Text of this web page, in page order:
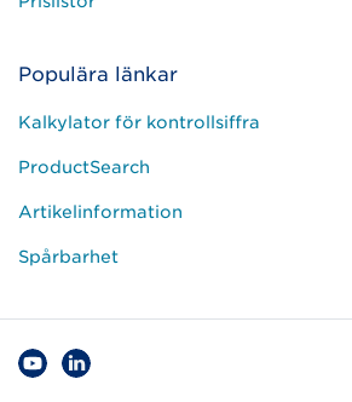
Populära länkar
Kalkylator för kontrollsiffra
ProductSearch
Artikelinformation
Spårbarhet